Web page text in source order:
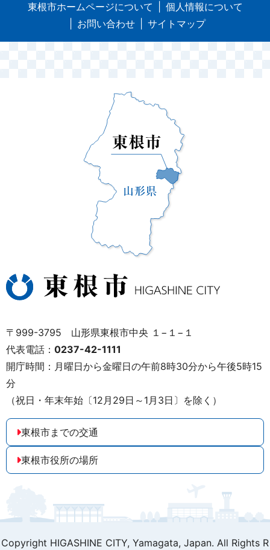
東根市ホームページについて
個人情報について
お問い合わせ
サイトマップ
〒999-3795 山形県東根市中央 １−１−１
代表電話： 0237-42-1111
開庁時間：月曜日から金曜日の午前8時30分から午後5時15
分
（祝日・年末年始〔12月29日～1月3日〕を除く）
東根市までの交通
東根市役所の場所
Copyright HIGASHINE CITY, Yamagata, Japan. All Rights R